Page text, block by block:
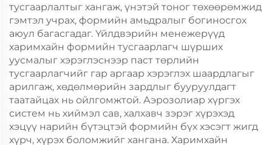
тусгаарлалтыг хангаж, үнэтэй тоног төхөөрөмжид
гэмтэл учрах, формийн амьдралыг богиносгох
аюул багасгадаг. Үйлдвэрийн менежерүүд
харимхайн формийн тусгаарлагч шүрших
уусмалыг хэрэглэснээр паст төрлийн
тусгаарлагчийг гар аргаар хэрэглэх шаардлагыг
арилгаж, хөдөлмөрийн зардлыг бууруулдагт
таатайцах нь ойлгомжтой. Аэрозолиар хүргэх
систем нь хиймэл сав, халхавч зэрэг хүрэхэд
хэцүү нарийн бүтэцтэй формийн бүх хэсэгт жигд
хүрч, хүрэх боломжийг хангана. Харимхайн